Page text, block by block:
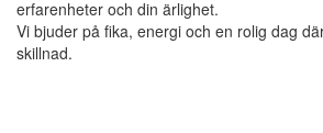
erfarenheter och din ärlighet.
Vi bjuder på fika, energi och en rolig dag
skillnad.